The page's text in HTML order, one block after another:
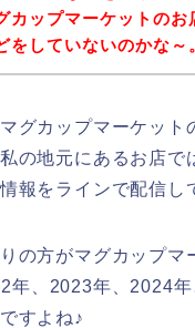
カップマーケットのお
をしていないのかな～
グカップマーケット
の地元にあるお店で
報をラインで配信し
の方がマグカップマ
年、2023年、2024年
すよね♪